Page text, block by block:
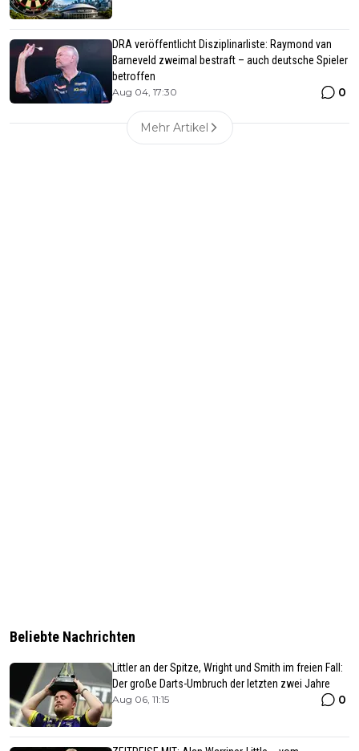
DRA veröffentlicht Disziplinarliste: Raymond van
Barneveld zweimal bestraft – auch deutsche Spieler
betroffen
Aug 04, 17:30 0
Mehr Artikel
Beliebte Nachrichten
Littler an der Spitze, Wright und Smith im freien Fall:
Der große Darts-Umbruch der letzten zwei Jahre
Aug 06, 11:15 0